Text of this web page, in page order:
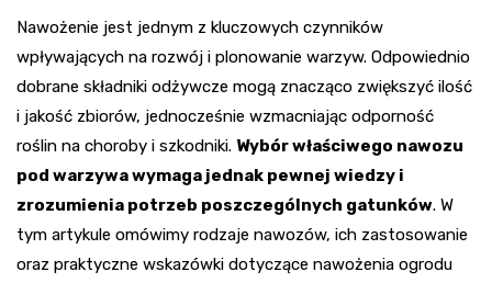
Nawożenie jest jednym z kluczowych czynników
wpływających na rozwój i plonowanie warzyw. Odpowiednio
dobrane składniki odżywcze mogą znacząco zwiększyć ilość
i jakość zbiorów, jednocześnie wzmacniając odporność
roślin na choroby i szkodniki. Wybór właściwego nawozu
pod warzywa wymaga jednak pewnej wiedzy i
zrozumienia potrzeb poszczególnych gatunków. W
tym artykule omówimy rodzaje nawozów, ich zastosowanie
oraz praktyczne wskazówki dotyczące nawożenia ogrodu